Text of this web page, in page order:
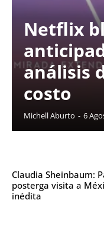
Netflix
análisis
costo
Michell Aburto - 6
Claudia Sheinbaum:
posterga visita a
inédita